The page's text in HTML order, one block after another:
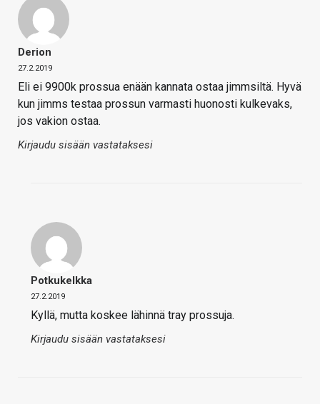
Derion
27.2.2019
Eli ei 9900k prossua enään kannata ostaa jimmsiltä. Hyvä
kun jimms testaa prossun varmasti huonosti kulkevaks,
jos vakion ostaa.
Kirjaudu sisään vastataksesi
Potkukelkka
27.2.2019
Kyllä, mutta koskee lähinnä tray prossuja.
Kirjaudu sisään vastataksesi